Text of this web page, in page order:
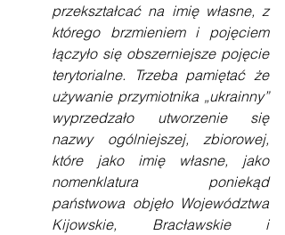
przekształcać na imię własne, z
którego brzmieniem i pojęciem
łączyło się obszerniejsze pojęcie
terytorialne. Trzeba pamiętać że
używanie przymiotnika „ukrainny”
wyprzedzało utworzenie się
nazwy ogólniejszej, zbiorowej,
które jako imię własne, jako
nomenklatura poniekąd
państwowa objęło Województwa
Kijowskie, Bracławskie i